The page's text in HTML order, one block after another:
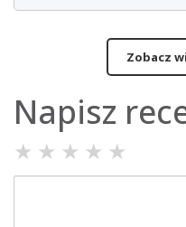
Zobacz
Napisz
★ ★ ★ ★ ★